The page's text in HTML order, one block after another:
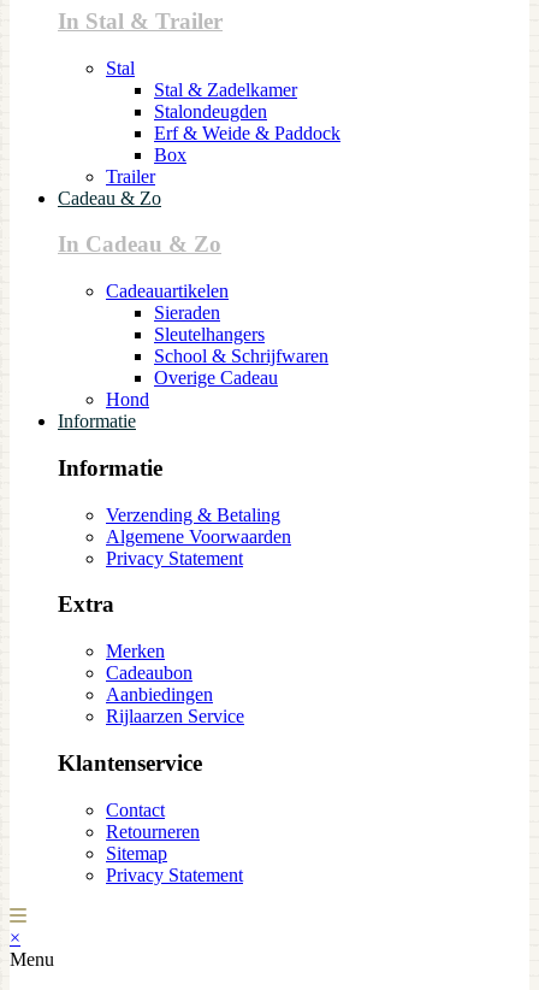
In Stal & Trailer
Stal
Stal & Zadelkamer
Stalondeugden
Erf & Weide & Paddock
Box
Trailer
Cadeau & Zo
In Cadeau & Zo
Cadeauartikelen
Sieraden
Sleutelhangers
School & Schrijfwaren
Overige Cadeau
Hond
Informatie
Informatie
Verzending & Betaling
Algemene Voorwaarden
Privacy Statement
Extra
Merken
Cadeaubon
Aanbiedingen
Rijlaarzen Service
Klantenservice
Contact
Retourneren
Sitemap
Privacy Statement
×
Menu